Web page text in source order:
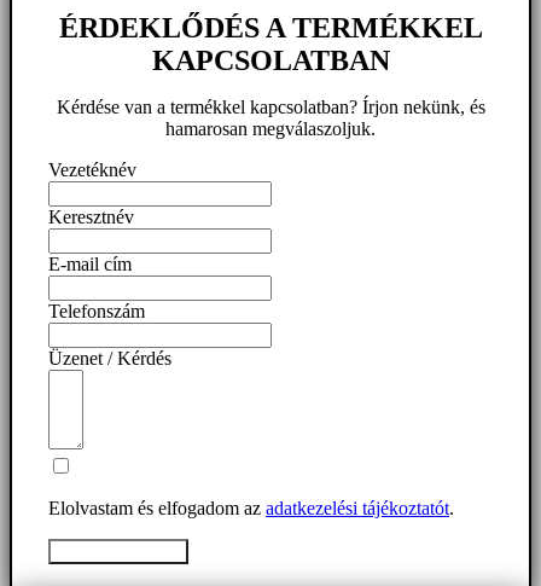
ÉRDEKLŐDÉS A TERMÉKKEL
KAPCSOLATBAN
Kérdése van a termékkel kapcsolatban? Írjon nekünk, és
hamarosan megválaszoljuk.
Vezetéknév
Keresztnév
E-mail cím
Telefonszám
Üzenet / Kérdés
Elolvastam és elfogadom az adatkezelési tájékoztatót.